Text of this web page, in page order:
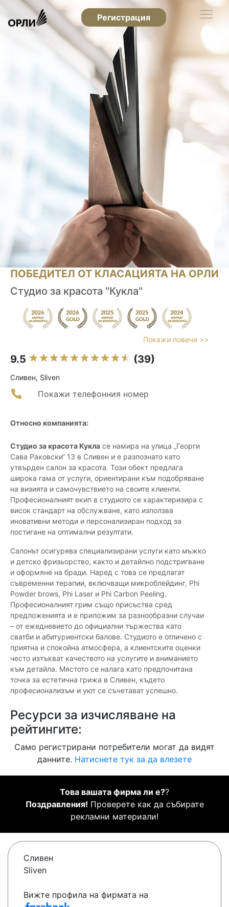
Регистрация
ПОБЕДИТЕЛ ОТ КЛАСАЦИЯТА НА ОРЛИ
Студио за красота ''Кукла''
Покажи повече >>
9.5 (39)
Сливен, Sliven
Покажи телефонния номер
Относно компанията:
Студио за красота Кукла се намира на улица „Георги
Сава Раковски“ 13 в Сливен и е разпознато като
утвърден салон за красота. Този обект предлага
широка гама от услуги, ориентирани към подобряване
на визията и самочувствието на своите клиенти.
Професионалният екип в студиото се характеризира с
висок стандарт на обслужване, като използва
иновативни методи и персонализиран подход за
постигане на оптимални резултати.
Салонът осигурява специализирани услуги като мъжко
и детско фризьорство, както и детайлно подстригване
и оформяне на бради. Наред с това се предлагат
съвременни терапии, включващи микроблейдинг, Phi
Powder brows, Phi Laser и Phi Carbon Peeling.
Професионалният грим също присъства сред
предложенията и е приложим за разнообразни случаи
– от ежедневието до официални тържества като
сватби и абитуриентски балове. Студиото е отличено с
приятна и спокойна атмосфера, а клиентските оценки
често изтъкват качеството на услугите и вниманието
към детайла. Мястото се налага като предпочитана
точка за естетична грижа в Сливен, където
професионализъм и уют се съчетават успешно.
Ресурси за изчисляване на
рейтингите:
Само регистрирани потребители могат да видят
данните. Натиснете тук за да влезете
Това вашата фирма ли е??
Поздравления! Проверете как да събирате
рекламни материали!
Сливен
Sliven
Вижте профила на фирмата на